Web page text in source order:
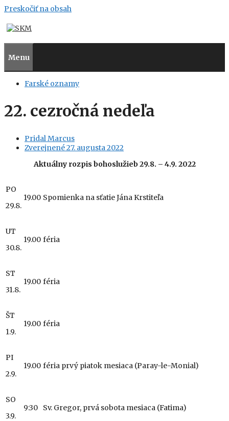
Preskočiť na obsah
Menu
Farské oznamy
22. cezročná nedeľa
PridalMarcus
Zverejnené27. augusta 2022
Aktuálnyrozpis bohoslužieb 29.8. – 4.9. 2022
PO
29.8.
19.00 Spomienka na sťatie Jána Krstiteľa
UT
30.8.
19.00 féria
ST
31.8.
19.00 féria
ŠT
1.9.
19.00 féria
PI
2.9.
19.00 féria prvý piatok mesiaca (Paray-le-Monial)
SO
3.9.
9:30 Sv. Gregor, prvá sobota mesiaca (Fatima)